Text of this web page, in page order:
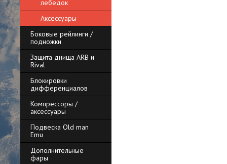
лебедок
Аксессуары
Боковые рейлинги /
подножки
Защита днища ARB и
Rival
Блокировки
дифференциалов
Компрессоры /
аксессуары
Подвеска Old man
Emu
Дополнительные
фары